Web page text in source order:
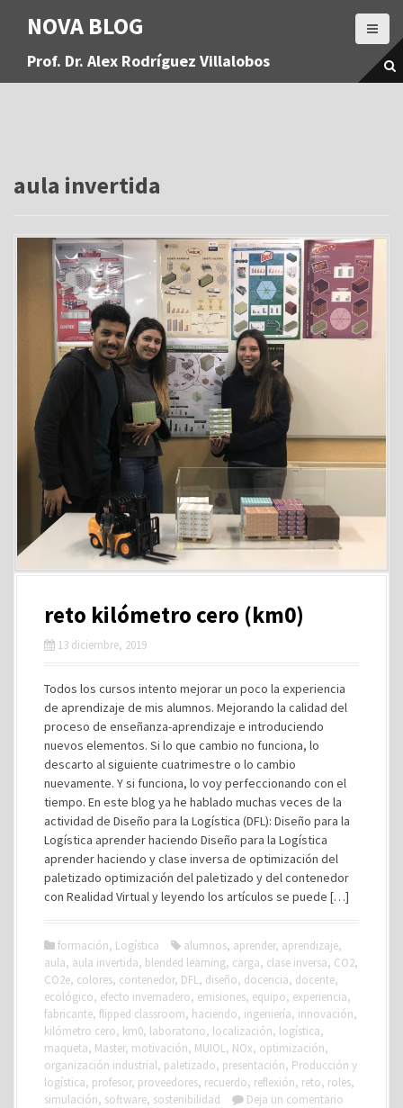
a
NOVA BLOG
Prof. Dr. Alex Rodríguez Villalobos
aula invertida
reto kilómetro cero (km0)
13 diciembre, 2019
Todos los cursos intento mejorar un poco la experiencia
de aprendizaje de mis alumnos. Mejorando la calidad del
proceso de enseñanza-aprendizaje e introduciendo
nuevos elementos. Si lo que cambio no funciona, lo
descarto al siguiente cuatrimestre o lo cambio
nuevamente. Y si funciona, lo voy perfeccionando con el
tiempo. En este blog ya he hablado muchas veces de la
actividad de Diseño para la Logística (DFL): Diseño para la
Logística aprender haciendo Diseño para la Logística
aprender haciendo y clase inversa de optimización del
paletizado optimización del paletizado y del contenedor
con Realidad Virtual y leyendo los artículos se puede […]
formación, Logística alumnos, aprender, aprendizaje,
aula, aula invertida, blended learning, carga, clase inversa, CO2,
CO2e, colores, contenedor, DFL, diseño, docencia, docente,
ecológico, efecto invernadero, emisiones, equipo, experiencia,
fabricante, flipped classroom, haciendo, ingeniería, innovación,
kilómetro cero, km0, laboratorio, localización, logística,
maqueta, Master, motivación, MUIOL, NOx, optimización,
organización industrial, paletizado, presentación, Producción y
logística, profesor, proveedores, recuerdo, reflexión, reto, roles,
simulación, software, sostenibilidad Deja un comentario